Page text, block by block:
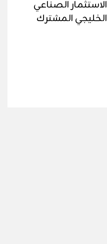
الاستثمار الصناعي
الخليجي المشترك